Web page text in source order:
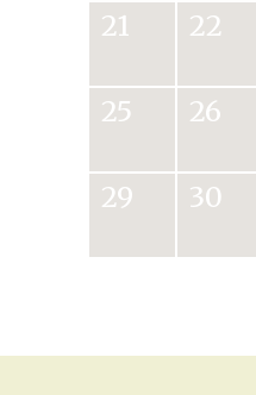
21 22
25 26
29 30